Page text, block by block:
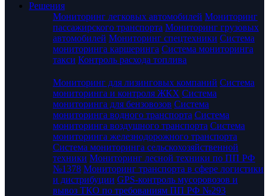
Решения
Мониторинг легковых автомобилей Мониторинг
пассажирского транспорта Мониторинг грузовых
автомобилей Мониторинг спецтехники Система
мониторинга каршеринга Система мониторинга
такси Контроль расхода топлива
Мониторинг для лизинговых компаний Система
мониторинга и контроля ЖКХ Система
мониторинга для бензовозов Система
мониторинга водного транспорта Система
мониторинга воздушного транспорта Система
мониторинга железнодорожного транспорта
Система мониторинга сельскохозяйственной
техники Мониторинг лесной техники по ПП РФ
№1378 Мониторинг транспорта в сфере логистики
и дистрибуции GPS-контроль мусоровозов и
вывоз ТКО по требованиям ПП РФ №293